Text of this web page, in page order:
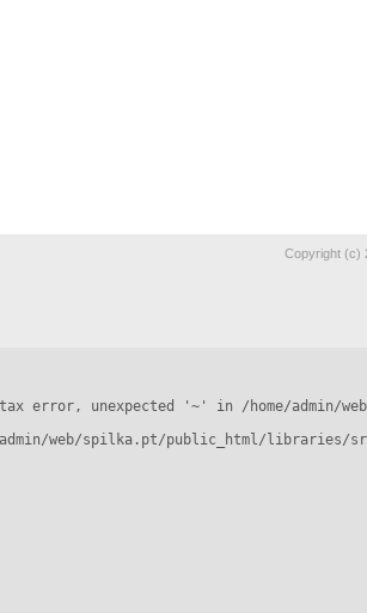
Copyright (c)
error, unexpected '~' in /home/admin/
web/spilka.pt/public_html/libraries/